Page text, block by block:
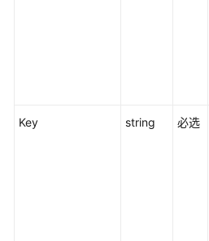
Key string 必选